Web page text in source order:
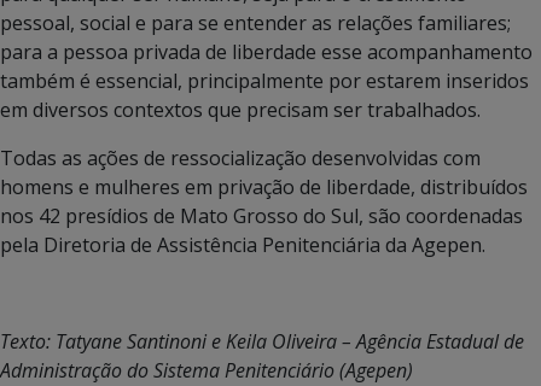
pessoal, social e para se entender as relações familiares;
para a pessoa privada de liberdade esse acompanhamento
também é essencial, principalmente por estarem inseridos
em diversos contextos que precisam ser trabalhados.
Todas as ações de ressocialização desenvolvidas com
homens e mulheres em privação de liberdade, distribuídos
nos 42 presídios de Mato Grosso do Sul, são coordenadas
pela Diretoria de Assistência Penitenciária da Agepen.
Texto: Tatyane Santinoni e Keila Oliveira – Agência Estadual de
Administração do Sistema Penitenciário (Agepen)